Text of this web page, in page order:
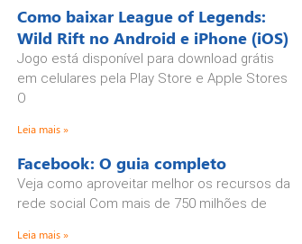
Como baixar League of Legends:
Wild Rift no Android e iPhone (iOS)
Jogo está disponível para download grátis
em celulares pela Play Store e Apple Stores
O
Leia mais »
Facebook: O guia completo
Veja como aproveitar melhor os recursos da
rede social Com mais de 750 milhões de
Leia mais »